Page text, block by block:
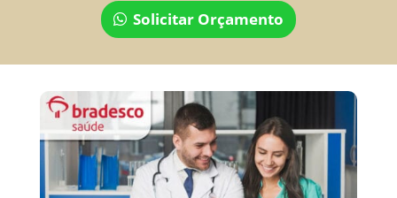
Solicitar Orçamento